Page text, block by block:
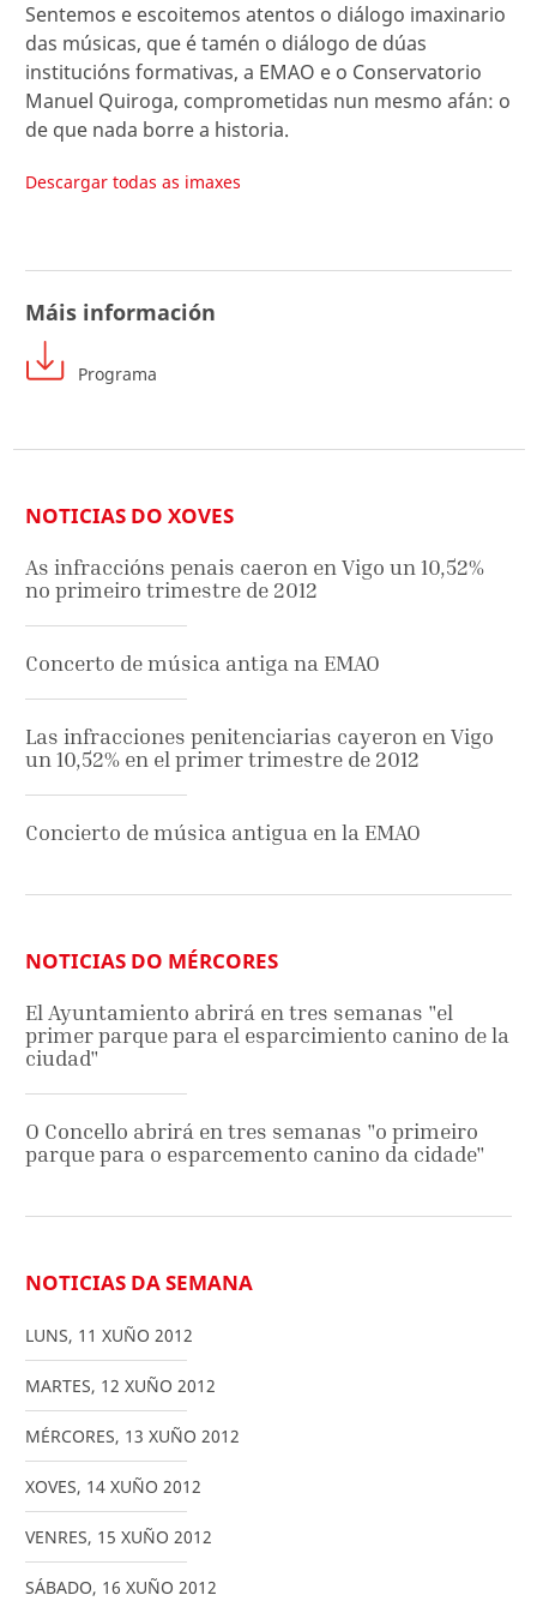
Sentemos e escoitemos atentos o diálogo imaxinario
das músicas, que é tamén o diálogo de dúas
institucións formativas, a EMAO e o Conservatorio
Manuel Quiroga, comprometidas nun mesmo afán: o
de que nada borre a historia.
Descargar todas as imaxes
Máis información
Programa
NOTICIAS DO XOVES
As infraccións penais caeron en Vigo un 10,52%
no primeiro trimestre de 2012
Concerto de música antiga na EMAO
Las infracciones penitenciarias cayeron en Vigo
un 10,52% en el primer trimestre de 2012
Concierto de música antigua en la EMAO
NOTICIAS DO MÉRCORES
El Ayuntamiento abrirá en tres semanas "el
primer parque para el esparcimiento canino de la
ciudad"
O Concello abrirá en tres semanas "o primeiro
parque para o esparcemento canino da cidade"
NOTICIAS DA SEMANA
LUNS, 11 XUÑO 2012
MARTES, 12 XUÑO 2012
MÉRCORES, 13 XUÑO 2012
XOVES, 14 XUÑO 2012
VENRES, 15 XUÑO 2012
SÁBADO, 16 XUÑO 2012